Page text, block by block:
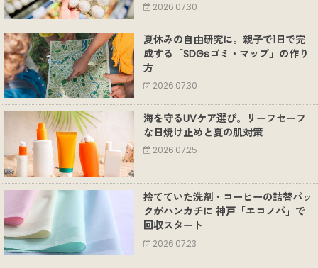
2026.07.30
夏休みの自由研究に。親子で1日で完
成する「SDGsゴミ・マップ」の作り
方
2026.07.30
海を守るUVケア選び。リーフセーフ
な日焼け止めと夏の肌対策
2026.07.25
捨てていた洗剤・コーヒーの詰替パッ
クがハンカチに 神戸「エコノバ」で
回収スタート
2026.07.23